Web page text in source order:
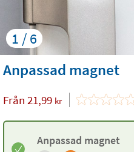
1 / 6
Anpassad magnet
Från 21,99 kr
Anpassad magnet